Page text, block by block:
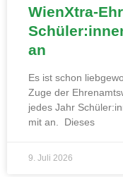
WienXtra-
an
Es ist schon
Zuge der
jedes Jahr
mit an. Dieses
9. Juli 2026